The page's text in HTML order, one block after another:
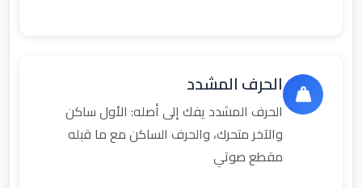
الحرف المشدد
الحرف المشدد يفك إلى أصله: الأول ساكن
والآخر متحرك، والحرف الساكن مع ما قبله
مقطع صوتي